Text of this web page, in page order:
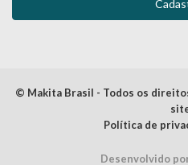
© Makita Brasil - Todos os
Política de
Desenvolvido